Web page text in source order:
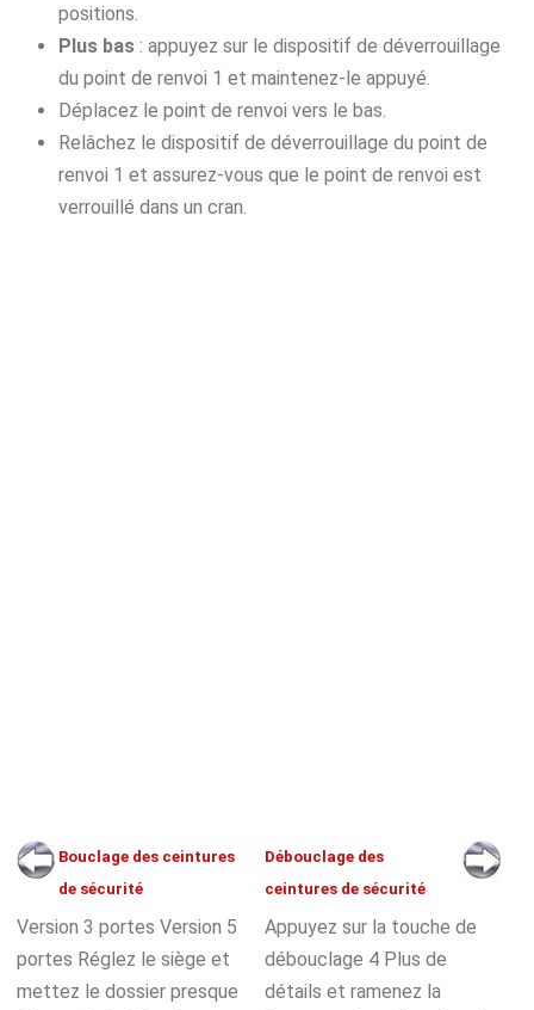
positions.
Plus bas: appuyez sur le dispositif de déverrouillage
du point de renvoi 1 et maintenez-le appuyé.
Déplacez le point de renvoi vers le bas.
Relâchez le dispositif de déverrouillage du point de
renvoi 1 et assurez-vous que le point de renvoi est
verrouillé dans un cran.
Bouclage des ceintures
de sécurité
Version 3 portes Version 5
portes Réglez le siège et
mettez le dossier presque
Débouclage des
ceintures de sécurité
Appuyez sur la touche de
débouclage 4 Plus de
détails et ramenez la